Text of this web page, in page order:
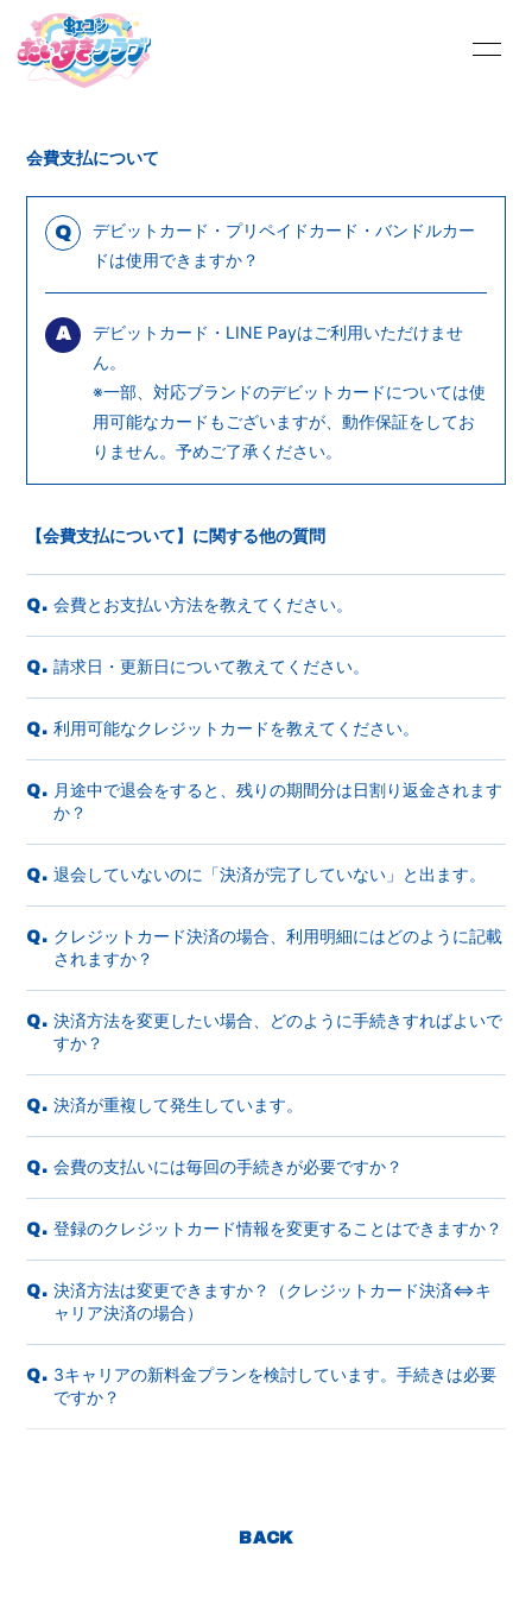
PROFILE
にじこん絵日記 虹フォトギャラリー
OFFICIAL SITE
会員登録 ログイン
会費支払について
Q
デビットカード・プリペイドカード・バンドルカー
ドは使用できますか？
A
デビットカード・LINE Payはご利用いただけませ
ん。
※一部、対応ブランドのデビットカードについては使
用可能なカードもございますが、動作保証をしてお
りません。予めご了承ください。
【会費支払について】に関する他の質問
Q. 会費とお支払い方法を教えてください。
Q. 請求日・更新日について教えてください。
Q. 利用可能なクレジットカードを教えてください。
Q. 月途中で退会をすると、残りの期間分は日割り返金されます
か？
Q. 退会していないのに「決済が完了していない」と出ます。
Q. クレジットカード決済の場合、利用明細にはどのように記載
されますか？
Q. 決済方法を変更したい場合、どのように手続きすればよいで
すか？
Q. 決済が重複して発生しています。
Q. 会費の支払いには毎回の手続きが必要ですか？
Q. 登録のクレジットカード情報を変更することはできますか？
Q. 決済方法は変更できますか？（クレジットカード決済⇔キ
ャリア決済の場合）
Q. 3キャリアの新料金プランを検討しています。手続きは必要
ですか？
BACK